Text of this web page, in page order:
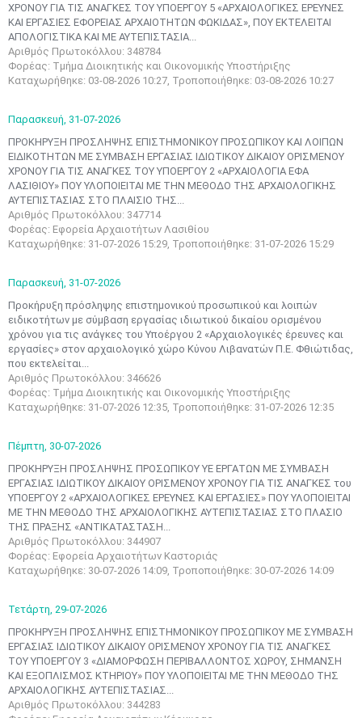
ΧΡΟΝΟΥ ΓΙΑ ΤΙΣ ΑΝΑΓΚΕΣ ΤΟΥ ΥΠΟΕΡΓΟΥ 5 «ΑΡΧΑΙΟΛΟΓΙΚΕΣ ΕΡΕΥΝΕΣ
ΚΑΙ ΕΡΓΑΣΙΕΣ ΕΦΟΡΕΙΑΣ ΑΡΧΑΙΟΤΗΤΩΝ ΦΩΚΙΔΑΣ», ΠΟΥ ΕΚΤΕΛΕΙΤΑΙ
ΑΠΟΛΟΓΙΣΤΙΚΑ ΚΑΙ ΜΕ ΑΥΤΕΠΙΣΤΑΣΙΑ...
Αριθμός Πρωτοκόλλου: 348784
Φορέας: Τμήμα Διοικητικής και Οικονομικής Υποστήριξης
Καταχωρήθηκε: 03-08-2026 10:27, Τροποποιήθηκε: 03-08-2026 10:27
Παρασκευή, 31-07-2026
ΠΡΟΚΗΡΥΞΗ ΠΡΟΣΛΗΨΗΣ ΕΠΙΣΤΗΜΟΝΙΚΟΥ ΠΡΟΣΩΠΙΚΟΥ ΚΑΙ ΛΟΙΠΩΝ
EΙΔΙΚΟΤΗΤΩΝ ΜΕ ΣΥΜΒΑΣΗ ΕΡΓΑΣΙΑΣ ΙΔΙΩΤΙΚΟΥ ΔΙΚΑΙΟΥ ΟΡΙΣΜΕΝΟΥ
ΧΡΟΝΟΥ ΓΙΑ ΤΙΣ ΑΝΑΓΚΕΣ ΤΟΥ ΥΠΟΕΡΓΟΥ 2 «ΑΡΧΑΙΟΛΟΓΙΑ ΕΦΑ
ΛΑΣΙΘΙΟΥ» ΠΟΥ ΥΛΟΠΟΙΕΙΤΑΙ ΜΕ ΤΗΝ ΜΕΘΟΔΟ ΤΗΣ ΑΡΧΑΙΟΛΟΓΙΚΗΣ
ΑΥΤΕΠΙΣΤΑΣΙΑΣ ΣΤΟ ΠΛΑΙΣΙΟ ΤΗΣ...
Αριθμός Πρωτοκόλλου: 347714
Φορέας: Εφορεία Αρχαιοτήτων Λασιθίου
Καταχωρήθηκε: 31-07-2026 15:29, Τροποποιήθηκε: 31-07-2026 15:29
Παρασκευή, 31-07-2026
Προκήρυξη πρόσληψης επιστημονικού προσωπικού και λοιπών
ειδικοτήτων με σύμβαση εργασίας ιδιωτικού δικαίου ορισμένου
χρόνου για τις ανάγκες του Υποέργου 2 «Αρχαιολογικές έρευνες και
εργασίες» στον αρχαιολογικό χώρο Κύνου Λιβανατών Π.Ε. Φθιώτιδας,
που εκτελείται...
Αριθμός Πρωτοκόλλου: 346626
Φορέας: Τμήμα Διοικητικής και Οικονομικής Υποστήριξης
Καταχωρήθηκε: 31-07-2026 12:35, Τροποποιήθηκε: 31-07-2026 12:35
Πέμπτη, 30-07-2026
ΠΡΟΚΗΡΥΞΗ ΠΡΟΣΛΗΨΗΣ ΠΡΟΣΩΠΙΚΟΥ ΥΕ ΕΡΓΑΤΩΝ ΜΕ ΣΥΜΒΑΣΗ
ΕΡΓΑΣΙΑΣ ΙΔΙΩΤΙΚΟΥ ΔΙΚΑΙΟΥ ΟΡΙΣΜΕΝΟΥ ΧΡΟΝΟΥ ΓΙΑ ΤΙΣ ΑΝΑΓΚΕΣ του
ΥΠΟΕΡΓΟΥ 2 «ΑΡΧΑΙΟΛΟΓΙΚΕΣ ΕΡΕΥΝΕΣ ΚΑΙ ΕΡΓΑΣΙΕΣ» ΠΟΥ ΥΛΟΠΟΙΕΙΤΑΙ
ΜΕ ΤΗΝ ΜΕΘΟΔΟ ΤΗΣ ΑΡΧΑΙΟΛΟΓΙΚΗΣ ΑΥΤΕΠΙΣΤΑΣΙΑΣ ΣΤΟ ΠΛΑΣΙΟ
ΤΗΣ ΠΡΑΞΗΣ «ΑΝΤΙΚΑΤΑΣΤΑΣΗ...
Αριθμός Πρωτοκόλλου: 344907
Φορέας: Εφορεία Αρχαιοτήτων Καστοριάς
Καταχωρήθηκε: 30-07-2026 14:09, Τροποποιήθηκε: 30-07-2026 14:09
Τετάρτη, 29-07-2026
ΠΡΟΚΗΡΥΞΗ ΠΡΟΣΛΗΨΗΣ ΕΠΙΣΤΗΜΟΝΙΚΟΥ ΠΡΟΣΩΠΙΚΟΥ ΜΕ ΣΥΜΒΑΣΗ
ΕΡΓΑΣΙΑΣ ΙΔΙΩΤΙΚΟΥ ΔΙΚΑΙΟΥ ΟΡΙΣΜΕΝΟΥ ΧΡΟΝΟΥ ΓΙΑ ΤΙΣ ΑΝΑΓΚΕΣ
ΤΟΥ ΥΠΟΕΡΓΟΥ 3 «ΔΙΑΜΟΡΦΩΣΗ ΠΕΡΙΒΑΛΛΟΝΤΟΣ ΧΩΡΟΥ, ΣΗΜΑΝΣΗ
ΚΑΙ ΕΞΟΠΛΙΣΜΟΣ ΚΤΗΡΙΟΥ» ΠΟΥ ΥΛΟΠΟΙΕΙΤΑΙ ΜΕ ΤΗΝ ΜΕΘΟΔΟ ΤΗΣ
ΑΡΧΑΙΟΛΟΓΙΚΗΣ ΑΥΤΕΠΙΣΤΑΣΙΑΣ...
Αριθμός Πρωτοκόλλου: 344283